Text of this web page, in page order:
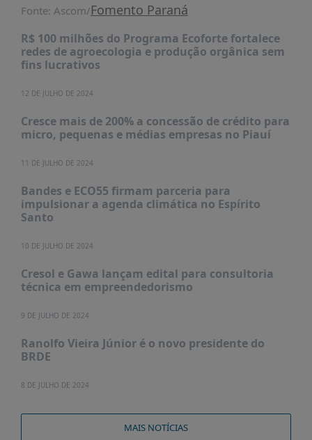
Fonte: Ascom/Fomento Paraná
R$ 100 milhões do Programa Ecoforte fortalece
redes de agroecologia e produção orgânica sem
fins lucrativos
12 DE JULHO DE 2024
Cresce mais de 200% a concessão de crédito para
micro, pequenas e médias empresas no Piauí
11 DE JULHO DE 2024
Bandes e ECO55 firmam parceria para
impulsionar a agenda climática no Espírito
Santo
10 DE JULHO DE 2024
Cresol e Gawa lançam edital para consultoria
técnica em empreendedorismo
9 DE JULHO DE 2024
Ranolfo Vieira Júnior é o novo presidente do
BRDE
8 DE JULHO DE 2024
MAIS NOTÍCIAS